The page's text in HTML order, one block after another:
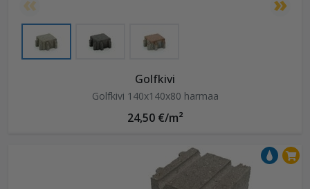
Golfkivi
Golfkivi 140x140x80 harmaa
24,50 €/m²